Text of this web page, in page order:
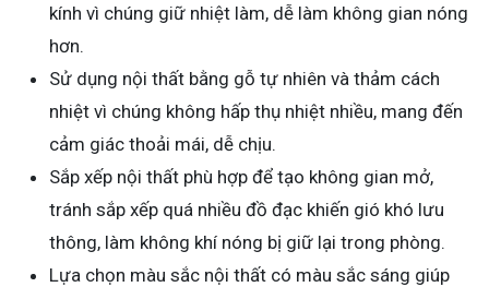
kính vì chúng giữ nhiệt làm, dễ làm không gian nóng
hơn.
Sử dụng nội thất bằng gỗ tự nhiên và thảm cách
nhiệt vì chúng không hấp thụ nhiệt nhiều, mang đến
cảm giác thoải mái, dễ chịu.
Sắp xếp nội thất phù hợp để tạo không gian mở,
tránh sắp xếp quá nhiều đồ đạc khiến gió khó lưu
thông, làm không khí nóng bị giữ lại trong phòng.
Lựa chọn màu sắc nội thất có màu sắc sáng giúp